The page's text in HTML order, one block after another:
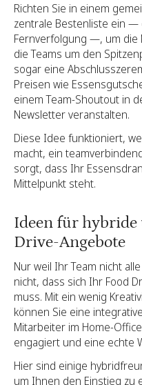
Richten Sie in einem
zentrale Bestenliste ein
Fernverfolgung —, um die
die Teams um den
sogar eine
Preisen wie
einem Team-Shoutout in
Newsletter veranstalten.
Diese Idee funktioniert,
macht, ein
sorgt, dass Ihr
Mittelpunkt steht.
Ideen für
Drive-Angebote
Nur weil Ihr Team nicht
nicht, dass sich Ihr Food
muss. Mit ein wenig
können Sie eine
Mitarbeiter im Home-
engagiert und eine echte
Hier sind einige
um Ihnen den Einstieg zu